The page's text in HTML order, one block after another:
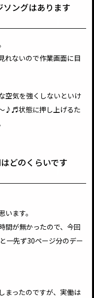
ングはあります
れないので作業画面に目
空気を強くしないといけ
♪♬状態に押し上げるた
どのくらいです
ます。
間が無かったので、今回
一先ず30ページ分のデー
まったのですが、実働は